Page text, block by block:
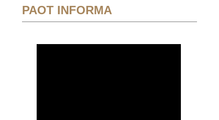
PAOT INFORMA